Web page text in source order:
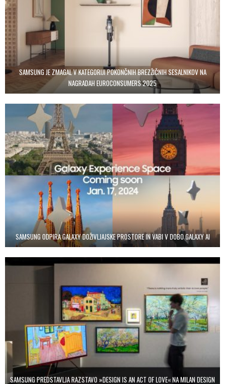
SAMSUNG JE ZMAGAL V KATEGORIJI POKONČNIH BREZŽIČNIH SESALNIKOV NA
NAGRADAH EUROCONSUMERS 2025
SAMSUNG ODPIRA GALAXY DOŽIVLJAJSKE PROSTORE IN VABI V DOBO GALAXY AI
SAMSUNG PREDSTAVLJA RAZSTAVO »DESIGN IS AN ACT OF LOVE« NA MILAN DESIGN